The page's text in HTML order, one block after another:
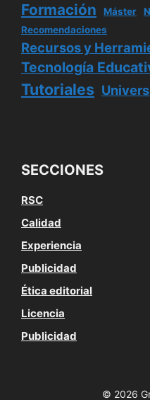
Formación Máster
Recomendaciones
Recursos y
Tecnología
Tutoriales
SECCIONES
RSC
Calidad
Experiencia
Publicidad
Ética editorial
Licencia
Publicidad
© 2026